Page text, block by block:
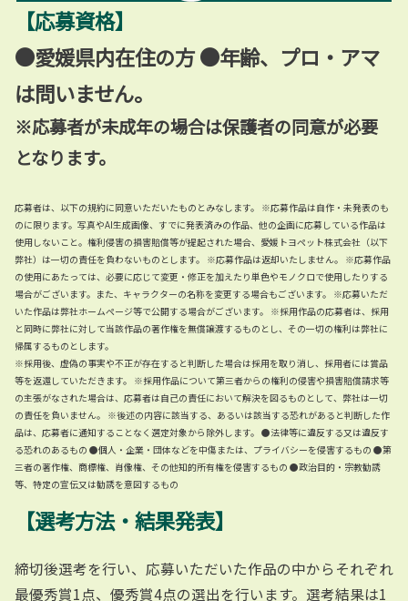
【応募資格】
●愛媛県内在住の方 ●年齢、プロ・アマ
は問いません。
※応募者が未成年の場合は保護者の同意が必要
となります。
応募者は、以下の規約に同意いただいたものとみなします。 ※応募作品は自作・未発表のも
のに限ります。写真やAI生成画像、すでに発表済みの作品、他の企画に応募している作品は
使用しないこと。権利侵害の損害賠償等が提起された場合、愛媛トヨペット株式会社（以下
弊社）は一切の責任を負わないものとします。 ※応募作品は返却いたしません。 ※応募作品
の使用にあたっては、必要に応じて変更・修正を加えたり単色やモノクロで使用したりする
場合がございます。また、キャラクターの名称を変更する場合もございます。 ※応募いただ
いた作品は弊社ホームページ等で公開する場合がございます。 ※採用作品の応募者は、採用
と同時に弊社に対して当該作品の著作権を無償譲渡するものとし、その一切の権利は弊社に
帰属するものとします。
※採用後、虚偽の事実や不正が存在すると判断した場合は採用を取り消し、採用者には賞品
等を返還していただきます。 ※採用作品について第三者からの権利の侵害や損害賠償請求等
の主張がなされた場合は、応募者は自己の責任において解決を図るものとして、弊社は一切
の責任を負いません。 ※後述の内容に該当する、あるいは該当する恐れがあると判断した作
品は、応募者に通知することなく選定対象から除外します。 ●法律等に違反する又は違反す
る恐れのあるもの ●個人・企業・団体などを中傷または、プライバシーを侵害するもの ●第
三者の著作権、商標権、肖像権、その他知的所有権を侵害するもの ●政治目的・宗教勧誘
等、特定の宣伝又は勧誘を意図するもの
【選考方法・結果発表】
締切後選考を行い、応募いただいた作品の中からそれぞれ
最優秀賞1点、優秀賞4点の選出を行います。選考結果は1